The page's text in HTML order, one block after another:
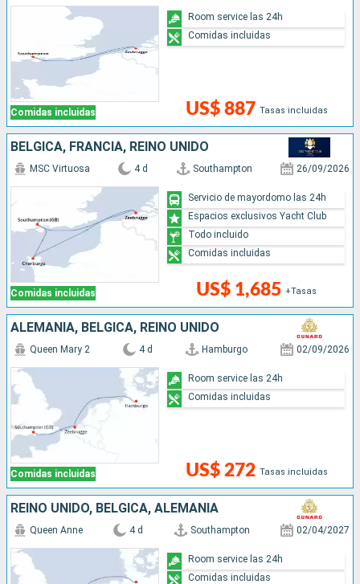
Comidas incluidas US$ 887 Tasas incluidas
Room service las 24h
Comidas incluidas
BÉLGICA, FRANCIA, REINO UNIDO
Comidas incluidas
MSC Virtuosa 4 d Southampton 26/09/2026
US$ 1,685 +Tasas
Servicio de mayordomo las 24h
Espacios exclusivos Yacht Club
Todo incluido
Comidas incluidas
ALEMANIA, BÉLGICA, REINO UNIDO
Comidas incluidas
Queen Mary 2 4 d Hamburgo 02/09/2026
US$ 272 Tasas incluidas
Room service las 24h
Comidas incluidas
REINO UNIDO, BÉLGICA, ALEMANIA
Queen Anne 4 d Southampton 02/04/2027
Room service las 24h
Comidas incluidas